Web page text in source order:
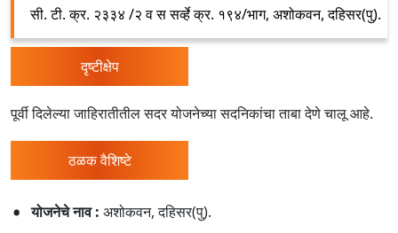
सी. टी. क्र. २३३४ /२ व स सर्व्हे क्र. १९४/भाग, अशोकवन, दहिसर(पु).
दृष्टीक्षेप
पूर्वी दिलेल्या जाहिरातीतील सदर योजनेच्या सदनिकांचा ताबा देणे चालू आहे.
ठळक वैशिष्टे
योजनेचे नाव : अशोकवन, दहिसर(पु).